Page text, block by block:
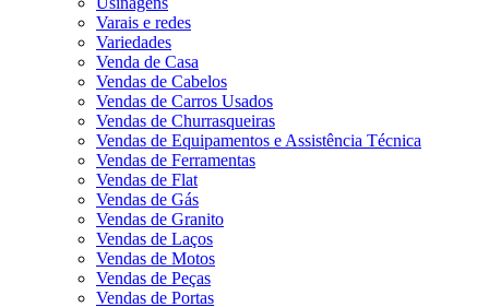
Varais e redes
Variedades
Venda de Casa
Vendas de Cabelos
Vendas de Carros Usados
Vendas de Churrasqueiras
Vendas de Equipamentos e Assistência Técnica
Vendas de Ferramentas
Vendas de Flat
Vendas de Gás
Vendas de Granito
Vendas de Laços
Vendas de Motos
Vendas de Peças
Vendas de Portas